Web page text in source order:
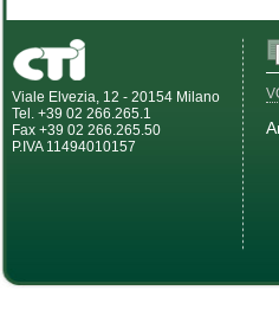
Viale Elvezia, 12 - 20154 Milano
Tel. +39 02 266.265.1
Fax +39 02 266.265.50
P.IVA 11494010157